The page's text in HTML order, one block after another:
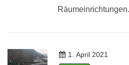
1. April 2021